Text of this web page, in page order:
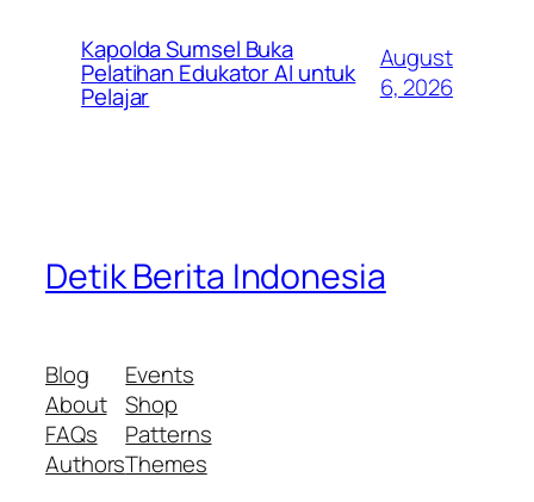
Kapolda Sumsel Buka
Pelatihan Edukator AI untuk
Pelajar
August
6, 2026
Detik Berita Indonesia
Blog
About
FAQs
Authors
Events
Shop
Patterns
Themes